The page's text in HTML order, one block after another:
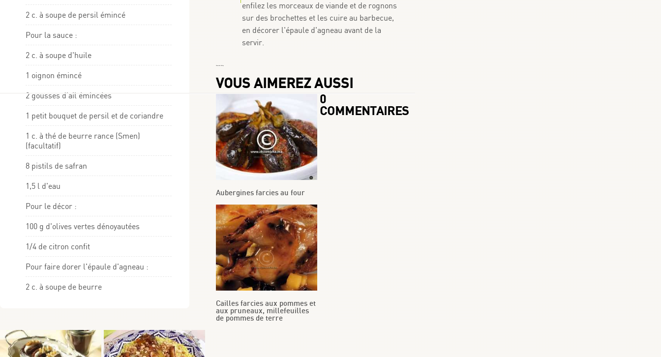
2 c. à soupe de persil émincé
Pour la sauce :
2 c. à soupe d'huile
1 oignon émincé
2 gousses d'ail émincées
1 petit bouquet de persil et de coriandre
1 c. à thé de beurre rance (Smen)
(facultatif)
8 pistils de safran
1,5 l d'eau
Pour le décor :
100 g d'olives vertes dénoyautées
1/4 de citron confit
Pour faire dorer l'épaule d'agneau :
2 c. à soupe de beurre
enfilez les morceaux de viande et de rognons
sur des brochettes et les cuire au barbecue,
en décorer l'épaule d'agneau avant de la
servir.
VOUS AIMEREZ AUSSI
Aubergines farcies au four
Cailles farcies aux pommes et
aux pruneaux, millefeuilles
de pommes de terre
0
COMMENTAIRES